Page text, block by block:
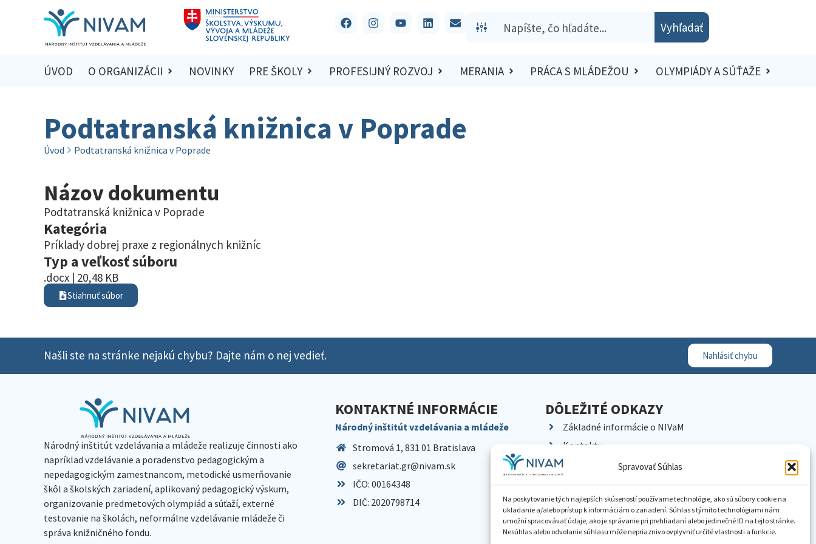
Spravovať Súhlas
Na poskytovanie tých najlepších skúseností používame technológie, ako sú súbory cookie na
ukladanie a/alebo prístup k informáciám o zariadení. Súhlas s týmito technológiami nám
umožní spracovávať údaje, ako je správanie pri prehliadaní alebo jedinečné ID na tejto stránke.
Nesúhlas alebo odvolanie súhlasu môže nepriaznivo ovplyvniť určité vlastnosti a funkcie.
Vyhľadať
ÚVOD O ORGANIZÁCII NOVINKY PRE ŠKOLY PROFESIJNÝ ROZVOJ MERANIA PRÁCA S MLÁDEŽOU OLYMPIÁDY A SÚŤAŽE
Podtatranská knižnica v Poprade
Úvod Podtatranská knižnica v Poprade
Názov dokumentu
Podtatranská knižnica v Poprade
Kategória
Príklady dobrej praxe z regionálnych knižníc
Typ a veľkosť súboru
.docx | 20,48 KB
Stiahnuť súbor
Našli ste na stránke nejakú chybu? Dajte nám o nej vedieť. Nahlásiť chybu
Národný inštitút vzdelávania a mládeže realizuje činnosti ako
napríklad vzdelávanie a poradenstvo pedagogickým a
nepedagogickým zamestnancom, metodické usmerňovanie
škôl a školských zariadení, aplikovaný pedagogický výskum,
organizovanie predmetových olympiád a súťaží, externé
testovanie na školách, neformálne vzdelávanie mládeže či
správa knižničného fondu.
KONTAKTNÉ INFORMÁCIE
Národný inštitút vzdelávania a mládeže
Stromová 1, 831 01 Bratislava
sekretariat.gr@nivam.sk
IČO: 00164348
DIČ: 2020798714
DÔLEŽITÉ ODKAZY
Základné informácie o NIVaM
Kontakty
Kariéra
Pracoviská NIVaM
Dokumenty inštitúcie
Knižnica